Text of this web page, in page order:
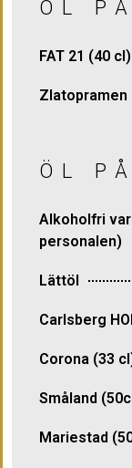
ÖL
FAT 21 (40 cl)
Zlatopramen
ÖL
Alkoholfri
personalen)
Lättöl
Carlsberg
Corona (33
Småland
Mariestad